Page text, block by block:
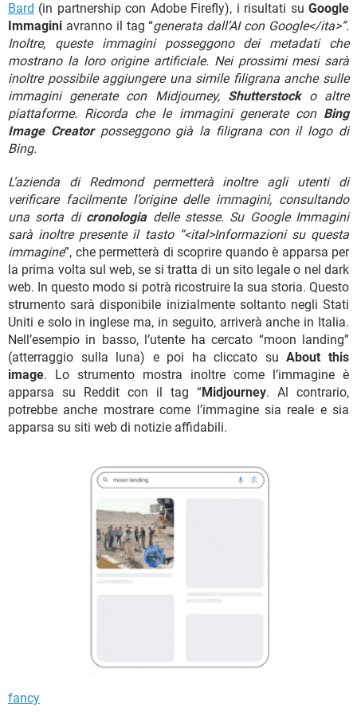
Bard (in partnership con Adobe Firefly), i risultati su Google
Immagini avranno il tag “generata dall’AI con Google</ita>”.
Inoltre, queste immagini posseggono dei metadati che
mostrano la loro origine artificiale. Nei prossimi mesi sarà
inoltre possibile aggiungere una simile filigrana anche sulle
immagini generate con Midjourney, Shutterstocko altre
piattaforme. Ricorda che le immagini generate con Bing
Image Creatorposseggono già la filigrana con il logo di
Bing.
L’azienda di Redmond permetterà inoltre agli utenti di
verificare facilmente l’origine delle immagini, consultando
una sorta di cronologiadelle stesse. Su Google Immagini
sarà inoltre presente il tasto “<ital>Informazioni su questa
immagine”, che permetterà di scoprire quando è apparsa per
la prima volta sul web, se si tratta di un sito legale o nel dark
web. In questo modo si potrà ricostruire la sua storia. Questo
strumento sarà disponibile inizialmente soltanto negli Stati
Uniti e solo in inglese ma, in seguito, arriverà anche in Italia.
Nell’esempio in basso, l’utente ha cercato “moon landing”
(atterraggio sulla luna) e poi ha cliccato suAbout this
image. Lo strumento mostra inoltre come l’immagine è
apparsa su Reddit con il tag “Midjourney. Al contrario,
potrebbe anche mostrare come l’immagine sia reale e sia
apparsa su siti web di notizie affidabili.
fancy